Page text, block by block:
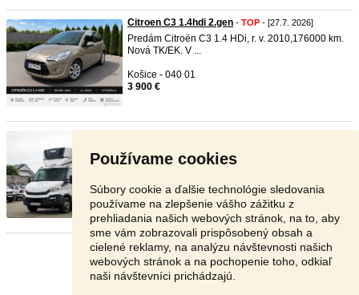
Používame cookies
Súbory cookie a ďalšie technológie sledovania
používame na zlepšenie vášho zážitku z
prehliadania našich webových stránok, na to, aby
sme vám zobrazovali prispôsobený obsah a
cielené reklamy, na analýzu návštevnosti našich
webových stránok a na pochopenie toho, odkiaľ
naši návštevníci prichádzajú.
Citroen C3 1.4hdi 2.gen - TOP - [27.7. 2026]
Predám Citroën C3 1.4 HDi, r. v. 2010,176000 km.
Nová TK/EK. V ...
Košice - 040 01
3 900 €
Technické údaje r. v. : 07/17, 2998cm³, 125kW
(170PS), Generácia ...
Myjava - 907 01
Stránka: 1 2 3 Ďalšia